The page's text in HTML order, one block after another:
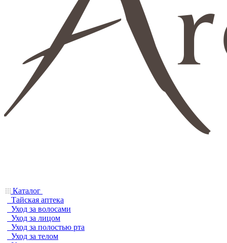
Каталог
Тайская аптека
Уход за волосами
Уход за лицом
Уход за полостью рта
Уход за телом